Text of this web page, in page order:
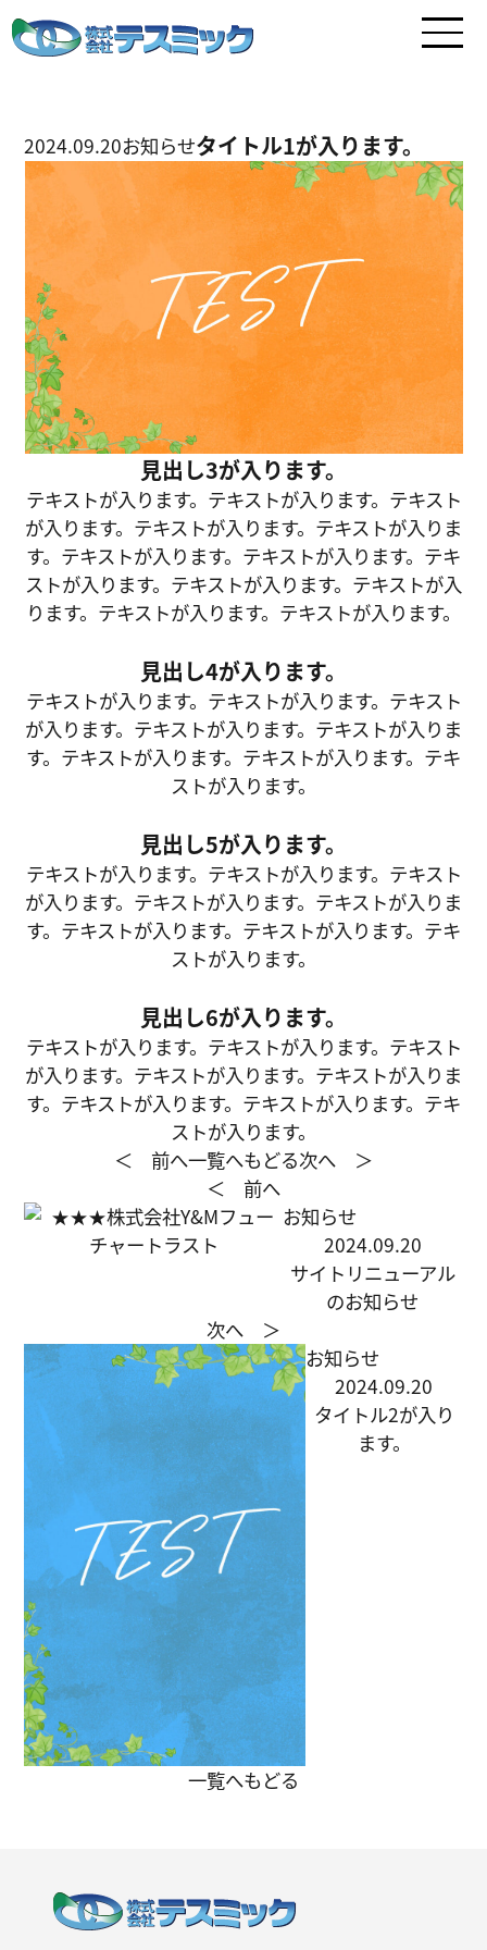
2024.09.20お知らせタイトル1が入ります。
見出し3が入ります。
テキストが入ります。テキストが入ります。テキスト
が入ります。テキストが入ります。テキストが入りま
す。テキストが入ります。テキストが入ります。テキ
ストが入ります。テキストが入ります。テキストが入
ります。テキストが入ります。テキストが入ります。
見出し4が入ります。
テキストが入ります。テキストが入ります。テキスト
が入ります。テキストが入ります。テキストが入りま
す。テキストが入ります。テキストが入ります。テキ
ストが入ります。
見出し5が入ります。
テキストが入ります。テキストが入ります。テキスト
が入ります。テキストが入ります。テキストが入りま
す。テキストが入ります。テキストが入ります。テキ
ストが入ります。
見出し6が入ります。
テキストが入ります。テキストが入ります。テキスト
が入ります。テキストが入ります。テキストが入りま
す。テキストが入ります。テキストが入ります。テキ
ストが入ります。
＜ 前へ一覧へもどる次へ ＞
＜ 前へ
お知らせ
2024.09.20
サイトリニューアル
のお知らせ
次へ ＞
お知らせ
2024.09.20
タイトル2が入り
ます。
一覧へもどる